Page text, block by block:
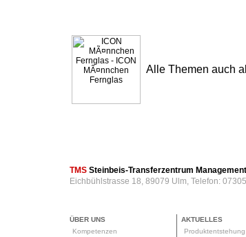
Alle Themen auch
TMS Steinbeis-Transferzentrum
Eichbühlstrasse 18, 89079 Ulm, Telefon:
ÜBER UNS
Kompetenzen
AKTUELLES
Produktentstehung